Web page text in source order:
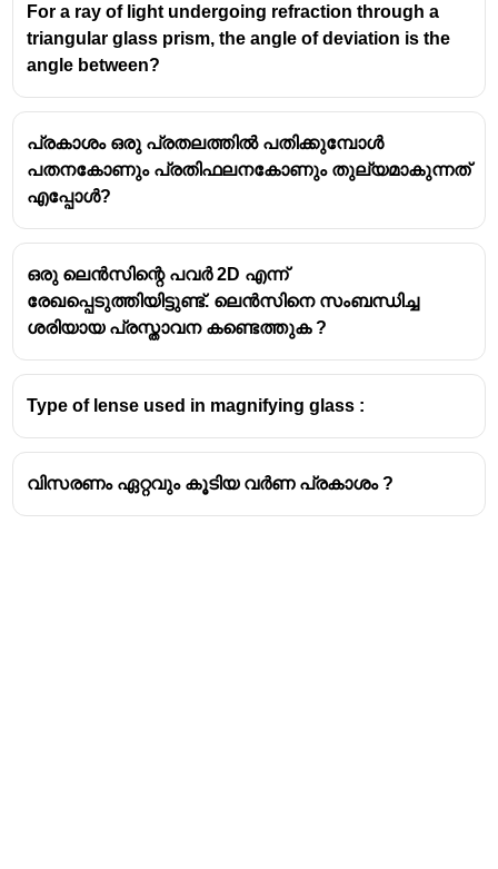
For a ray of light undergoing refraction through a
triangular glass prism, the angle of deviation is the
angle between?
പ്രകാശം ഒരു പ്രതലത്തിൽ പതിക്കുമ്പോൾ
പതനകോണും പ്രതിഫലനകോണും തുല്യമാകുന്നത്
എപ്പോൾ?
ഒരു ലെൻസിന്റെ പവർ 2D എന്ന്
രേഖപ്പെടുത്തിയിട്ടുണ്ട്. ലെൻസിനെ സംബന്ധിച്ച
ശരിയായ പ്രസ്താവന കണ്ടെത്തുക ?
Type of lense used in magnifying glass :
വിസരണം ഏറ്റവും കൂടിയ വർണ പ്രകാശം ?